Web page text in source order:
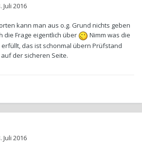
Juli 2016
kann man aus o.g. Grund nichts geben
die Frage eigentlich über
Nimm was die
das ist schonmal übern Prüfstand
der sicheren Seite.
Juli 2016